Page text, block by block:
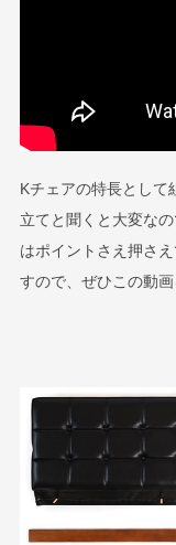
Kチェアの特長として
立てと聞くと大変な
はポイントさえ押さ
すので、ぜひこの動